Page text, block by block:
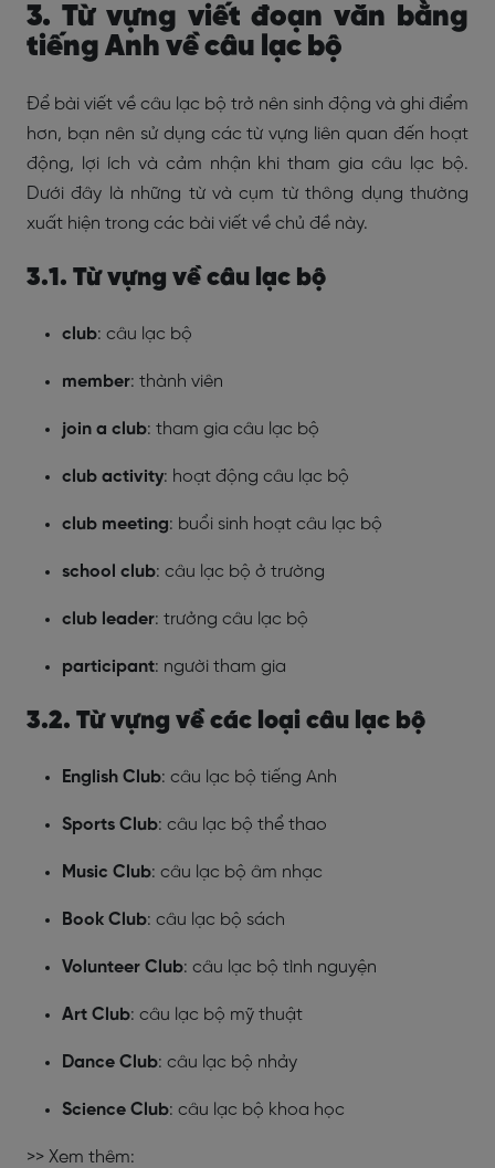
3. Từ vựng viết đoạn văn bằng
tiếng Anh về câu lạc bộ
Để bài viết về câu lạc bộ trở nên sinh động và ghi điểm
hơn, bạn nên sử dụng các từ vựng liên quan đến hoạt
động, lợi ích và cảm nhận khi tham gia câu lạc bộ.
Dưới đây là những từ và cụm từ thông dụng thường
xuất hiện trong các bài viết về chủ đề này.
3.1. Từ vựng về câu lạc bộ
club: câu lạc bộ
member: thành viên
join a club: tham gia câu lạc bộ
club activity: hoạt động câu lạc bộ
club meeting: buổi sinh hoạt câu lạc bộ
school club: câu lạc bộ ở trường
club leader: trưởng câu lạc bộ
participant: người tham gia
3.2. Từ vựng về các loại câu lạc bộ
English Club: câu lạc bộ tiếng Anh
Sports Club: câu lạc bộ thể thao
Music Club: câu lạc bộ âm nhạc
Book Club: câu lạc bộ sách
Volunteer Club: câu lạc bộ tình nguyện
Art Club: câu lạc bộ mỹ thuật
Dance Club: câu lạc bộ nhảy
Science Club: câu lạc bộ khoa học
>> Xem thêm: